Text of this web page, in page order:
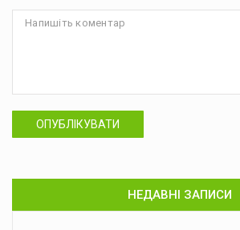
ОПУБЛІКУВАТИ
НЕДАВНІ ЗАПИСИ